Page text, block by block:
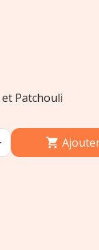
Patchouli
